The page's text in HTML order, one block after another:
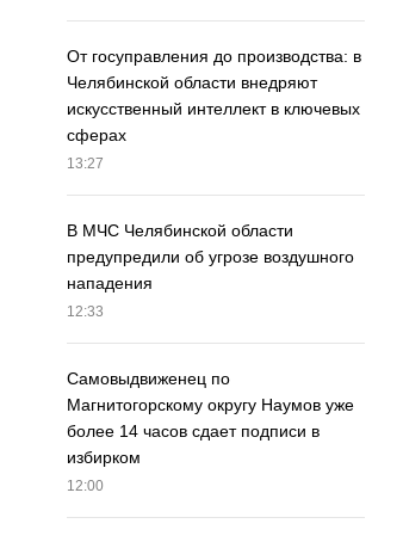
От госуправления до производства: в
Челябинской области внедряют
искусственный интеллект в ключевых
сферах
13:27
В МЧС Челябинской области
предупредили об угрозе воздушного
нападения
12:33
Самовыдвиженец по
Магнитогорскому округу Наумов уже
более 14 часов сдает подписи в
избирком
12:00